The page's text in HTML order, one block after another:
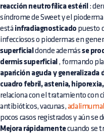
reacción neutrofílica estéril :
síndrome de Sweet y el
está infradiagnosticado puesto
infecciosos o piodermas en
superficial donde ademásse
dermis superficial , formando
aparición aguda y generalizada
cuadro febril, astenia,
relaciona con el tratamiento con
antibióticos, vacunas,
pocos casos registrados y aún se
Mejora rápidamentecuando se